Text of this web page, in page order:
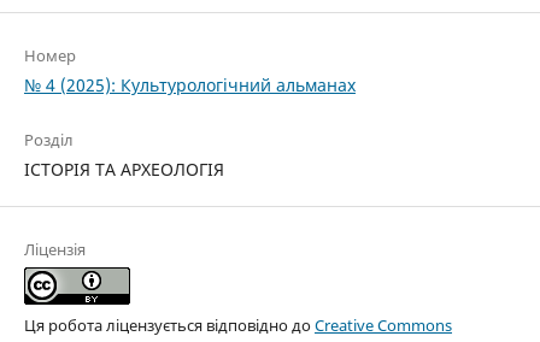
Номер
№ 4 (2025): Культурологічний альманах
Розділ
ІСТОРІЯ ТА АРХЕОЛОГІЯ
Ліцензія
Ця робота ліцензується відповідно доCreative Commons